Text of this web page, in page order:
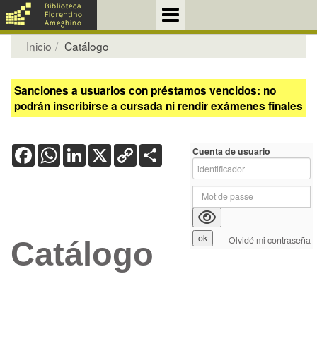
Inicio Catálogo
Sanciones a usuarios con préstamos vencidos: no
podrán inscribirse a cursada ni rendir exámenes finales
FacebookWhatsApp
LinkedIn
X Copy
Link
Catálogo
Cuenta de usuario
Olvidé mi contraseña